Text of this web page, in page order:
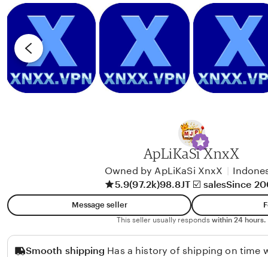
I
e
n
d
y
i
e
w
l
o
ApLiKaSi XnxX
Owned by ApLiKaSi XnxX
5.9(97.2k)98.8JT ☑️ salesSince
Message seller
This seller usually responds within 24 hours.
Smooth shipping Has a history of shipping on time